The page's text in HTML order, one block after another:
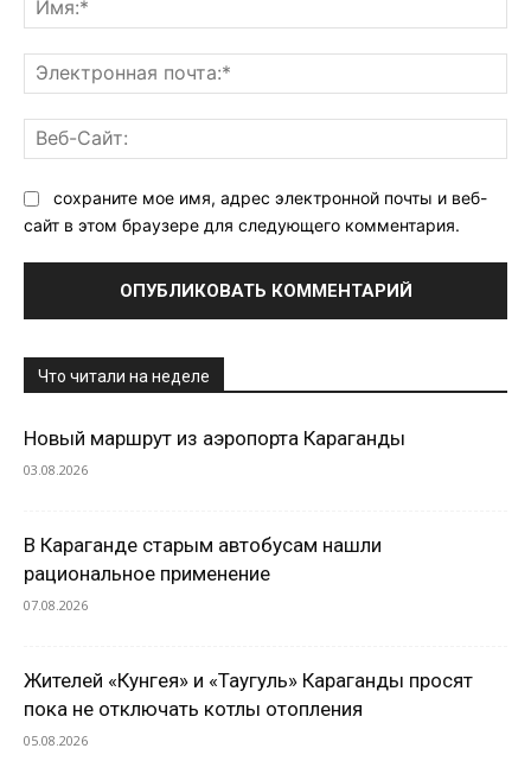
сохраните мое имя, адрес электронной почты и веб-
сайт в этом браузере для следующего комментария.
Что читали на неделе
Новый маршрут из аэропорта Караганды
03.08.2026
В Караганде старым автобусам нашли
рациональное применение
07.08.2026
Жителей «Кунгея» и «Таугуль» Караганды просят
пока не отключать котлы отопления
05.08.2026